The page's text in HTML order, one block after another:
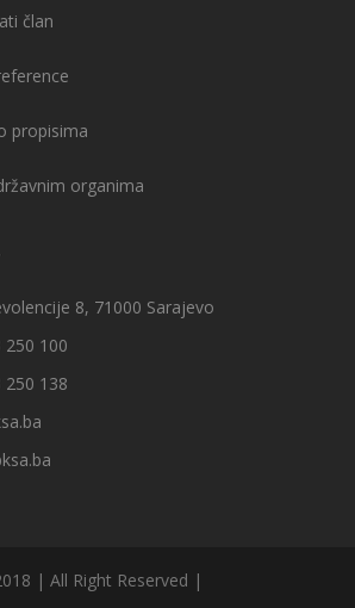
član
propisima
organima
8, 71000 Sarajevo
250 100
250 138
| All Right Reserved |